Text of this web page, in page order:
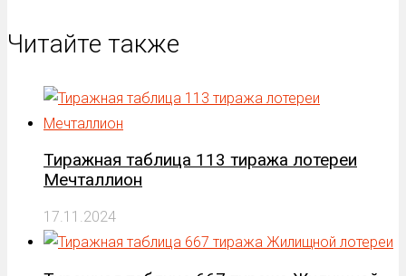
Читайте также
Тиражная таблица 113 тиража лотереи
Мечталлион
17.11.2024